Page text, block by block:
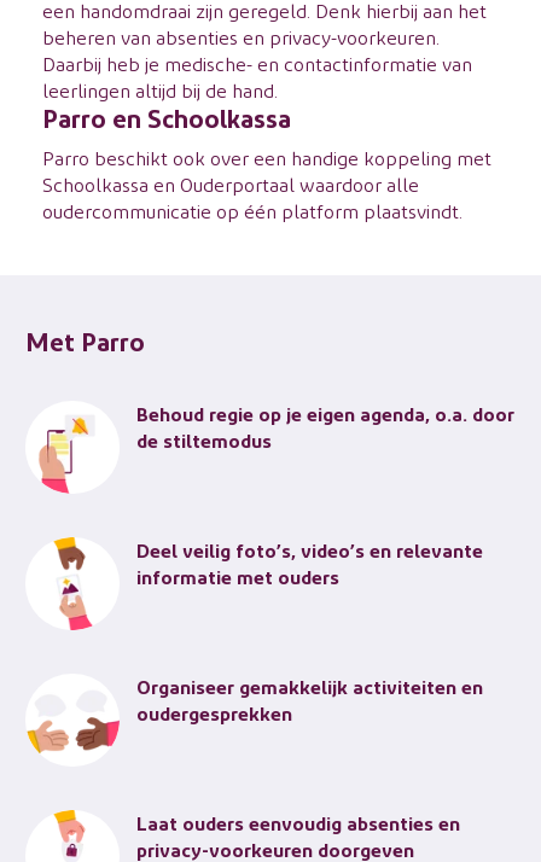
een handomdraai zijn geregeld. Denk hierbij aan het
beheren van absenties en privacy-voorkeuren.
Daarbij heb je medische- en contactinformatie van
leerlingen altijd bij de hand.
Parro en Schoolkassa
Parro beschikt ook over een handige koppeling met
Schoolkassa en Ouderportaal waardoor alle
oudercommunicatie op één platform plaatsvindt.
Met Parro
Behoud regie op je eigen agenda, o.a. door
de stiltemodus
Deel veilig foto’s, video’s en relevante
informatie met ouders
Organiseer gemakkelijk activiteiten en
oudergesprekken
Laat ouders eenvoudig absenties en
privacy-voorkeuren doorgeven